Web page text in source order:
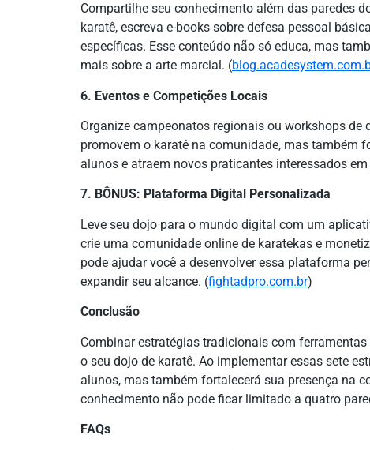
Compartilhe seu conhecimento além das paredes
karatê, escreva e-books sobre defesa pessoal
específicas. Esse conteúdo não só educa, mas
mais sobre a arte marcial. (
6. Eventos e Competições Locais
Organize campeonatos regionais ou workshops de
promovem o karatê na comunidade, mas também
alunos e atraem novos praticantes interessados
7. BÔNUS: Plataforma Digital Personalizada
Leve seu dojo para o mundo digital com um
crie uma comunidade online de karatekas e
pode ajudar você a desenvolver essa plataforma
expandir seu alcance. (fightadpro.com.br)
Conclusão
Combinar estratégias tradicionais com
o seu dojo de karatê. Ao implementar essas sete
alunos, mas também fortalecerá sua presença na
conhecimento não pode ficar limitado a quatro
FAQs